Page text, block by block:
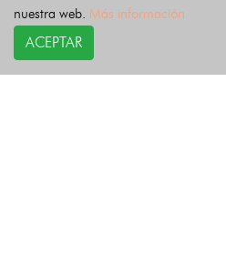
Vilanova d´Escornalbou
Vilella Baixa, La
Xerta
nuestra web. Más información
ACEPTAR